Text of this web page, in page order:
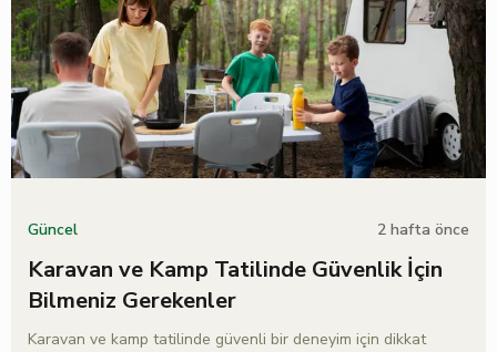
Güncel 2 hafta önce
Karavan ve Kamp Tatilinde Güvenlik İçin
Bilmeniz Gerekenler
Karavan ve kamp tatilinde güvenli bir deneyim için dikkat